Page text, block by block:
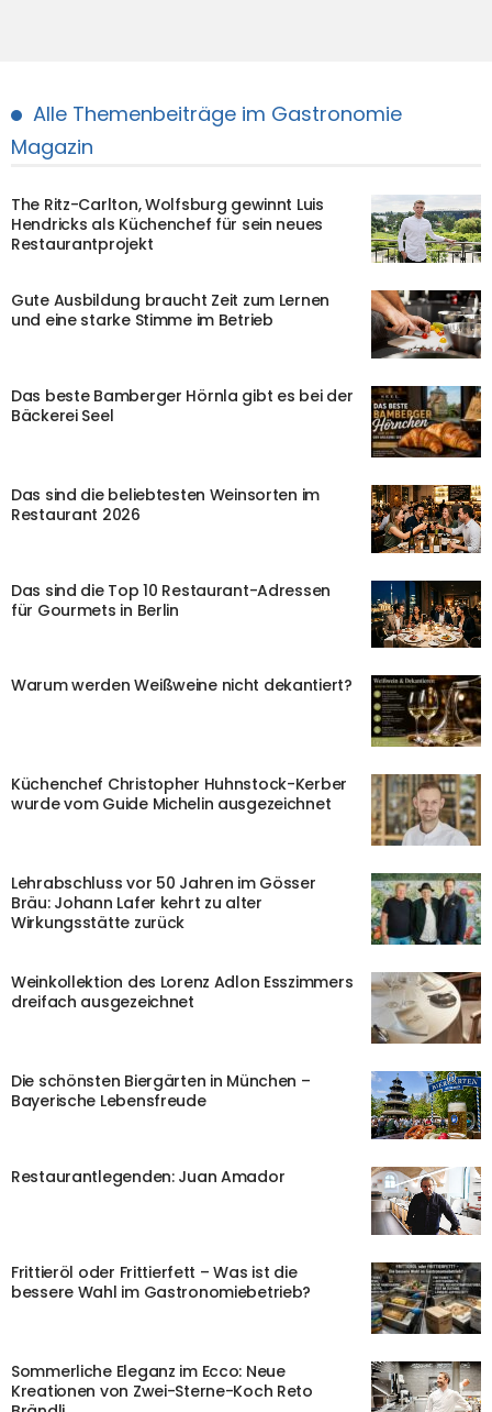
Alle Themenbeiträge im Gastronomie
Magazin
The Ritz-Carlton, Wolfsburg gewinnt Luis
Hendricks als Küchenchef für sein neues
Restaurantprojekt
Gute Ausbildung braucht Zeit zum Lernen
und eine starke Stimme im Betrieb
Das beste Bamberger Hörnla gibt es bei der
Bäckerei Seel
Das sind die beliebtesten Weinsorten im
Restaurant 2026
Das sind die Top 10 Restaurant-Adressen
für Gourmets in Berlin
Warum werden Weißweine nicht dekantiert?
Küchenchef Christopher Huhnstock-Kerber
wurde vom Guide Michelin ausgezeichnet
Lehrabschluss vor 50 Jahren im Gösser
Bräu: Johann Lafer kehrt zu alter
Wirkungsstätte zurück
Weinkollektion des Lorenz Adlon Esszimmers
dreifach ausgezeichnet
Die schönsten Biergärten in München –
Bayerische Lebensfreude
Restaurantlegenden: Juan Amador
Frittieröl oder Frittierfett – Was ist die
bessere Wahl im Gastronomiebetrieb?
Sommerliche Eleganz im Ecco: Neue
Kreationen von Zwei-Sterne-Koch Reto